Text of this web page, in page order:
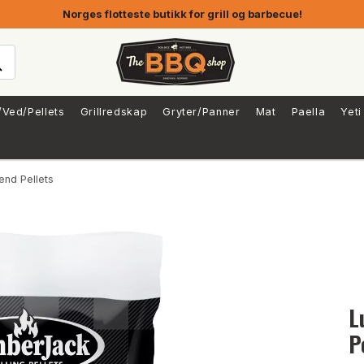
Norges flotteste butikk for grill og barbecue!
Pellets Grillredskap Gryter/Panner Mat Paella Yeti
Pellets